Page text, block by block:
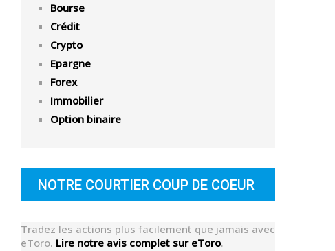
Bourse
Crédit
Crypto
Epargne
Forex
Immobilier
Option binaire
NOTRE COURTIER COUP DE COEUR
Tradez les actions plus facilement que jamais avec
eToro. Lire notre avis complet sur eToro.